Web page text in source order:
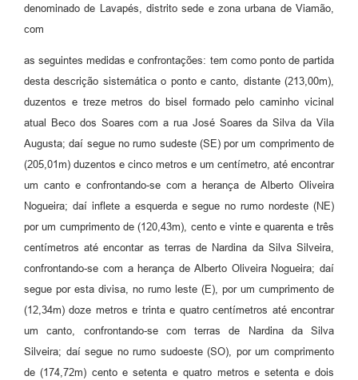
denominado de Lavapés, distrito sede e zona urbana de Viamão,
com
as seguintes medidas e confrontações: tem como ponto de partida
desta descrição sistemática o ponto e canto, distante (213,00m),
duzentos e treze metros do bisel formado pelo caminho vicinal
atual Beco dos Soares com a rua José Soares da Silva da Vila
Augusta; daí segue no rumo sudeste (SE) por um comprimento de
(205,01m) duzentos e cinco metros e um centímetro, até encontrar
um canto e confrontando-se com a herança de Alberto Oliveira
Nogueira; daí inflete a esquerda e segue no rumo nordeste (NE)
por um cumprimento de (120,43m), cento e vinte e quarenta e três
centímetros até encontar as terras de Nardina da Silva Silveira,
confrontando-se com a herança de Alberto Oliveira Nogueira; daí
segue por esta divisa, no rumo leste (E), por um cumprimento de
(12,34m) doze metros e trinta e quatro centímetros até encontrar
um canto, confrontando-se com terras de Nardina da Silva
Silveira; daí segue no rumo sudoeste (SO), por um comprimento
de (174,72m) cento e setenta e quatro metros e setenta e dois